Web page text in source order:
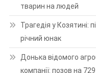
тварин на людей
Трагедія у Козятині:
річний юнак
Донька відомого
компанії: позов на